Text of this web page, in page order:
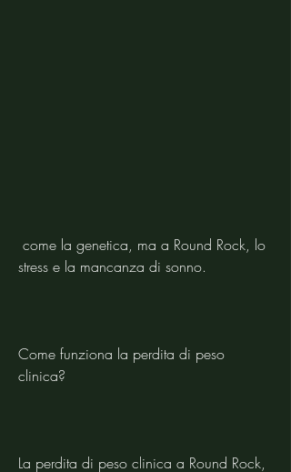
stress e la mancanza di sonno.
Come funziona la perdita di peso
clinica?
La perdita di peso clinica a Round Rock,